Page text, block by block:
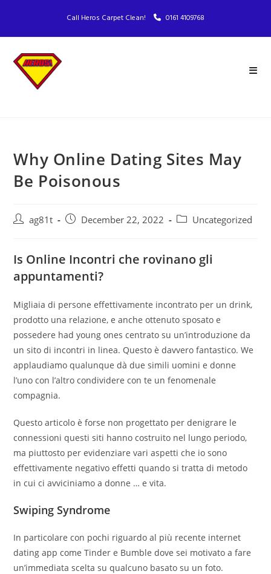
Call Heros Carpet Clean! 0161 4109768
Why Online Dating Sites May
Be Poisonous
ag81t December 22, 2022 Uncategorized
Is Online Incontri che rovinano gli
appuntamenti?
Migliaia di persone effettivamente incontrato per un drink,
prodotto una relazione, e anche ottenuto sposato e
possedere had young ones centrato su un’introduzione da
un sito di incontri in linea. Questo è davvero fantastico. We
applaudiamo qualunque dà due simili uomini e donne
l’uno con l’altro condividere con te un fenomenale
compagnia.
Questo articolo è forse non progettato per denigrare le
connessioni questi siti hanno costruito nel lungo periodo,
ma piuttosto per evidenziare vari aspetti che io sono
effettivamente negativo effetti quando si tratta di metodo
in cui ci avviciniamo a donne … e vita.
Swiping Syndrome
In particolare con pochi riguardo al più recente internet
dating app come Tinder e Bumble dove sei motivato a fare
un’immediata scelta su qualcuno basato su un foto.